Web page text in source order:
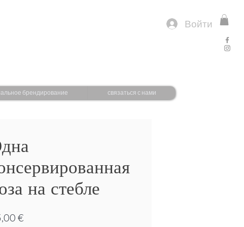
Войти
брендирование связаться с нами
на стебле
€